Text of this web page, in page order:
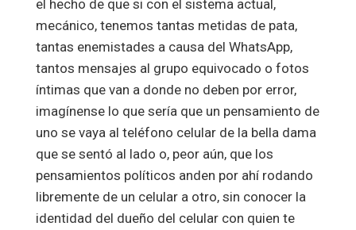
el hecho de que si con el sistema actual,
mecánico, tenemos tantas metidas de pata,
tantas enemistades a causa del WhatsApp,
tantos mensajes al grupo equivocado o fotos
íntimas que van a donde no deben por error,
imagínense lo que sería que un pensamiento de
uno se vaya al teléfono celular de la bella dama
que se sentó al lado o, peor aún, que los
pensamientos políticos anden por ahí rodando
libremente de un celular a otro, sin conocer la
identidad del dueño del celular con quien te